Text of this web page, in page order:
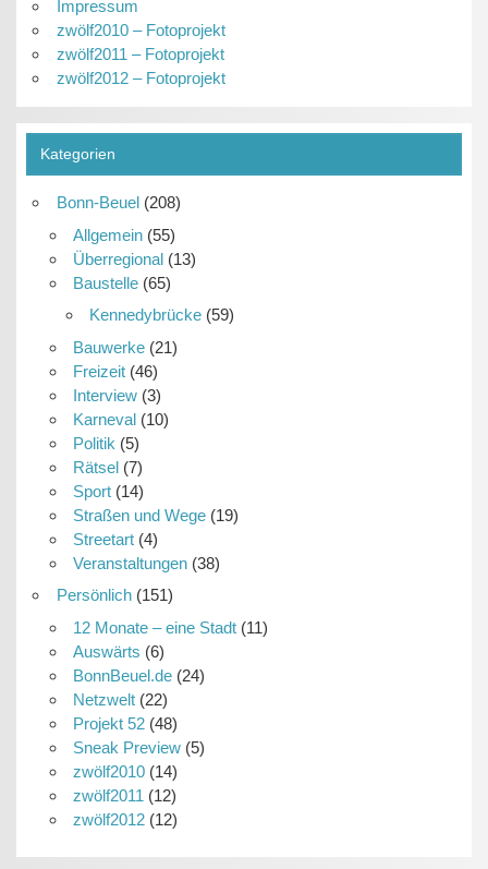
Impressum
zwölf2010 – Fotoprojekt
zwölf2011 – Fotoprojekt
zwölf2012 – Fotoprojekt
Kategorien
Bonn-Beuel(208)
Allgemein(55)
Überregional(13)
Baustelle(65)
Kennedybrücke(59)
Bauwerke(21)
Freizeit(46)
Interview(3)
Karneval(10)
Politik (5)
Rätsel(7)
Sport(14)
Straßen und Wege(19)
Streetart(4)
Veranstaltungen(38)
Persönlich(151)
12 Monate – eine Stadt(11)
Auswärts (6)
BonnBeuel.de(24)
Netzwelt(22)
Projekt 52(48)
Sneak Preview(5)
zwölf2010(14)
zwölf2011 (12)
zwölf2012(12)